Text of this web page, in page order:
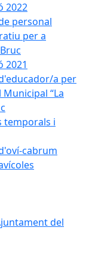
2022
personal
per a
2021
a per
“La
temporals i
cabrum
del